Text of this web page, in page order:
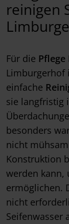
reinigen
Für die
Limburgerhof
einfache
sie langfristig
besonders
nicht
Konstruktion
werden kann,
ermöglichen.
nicht
Seifenwasser